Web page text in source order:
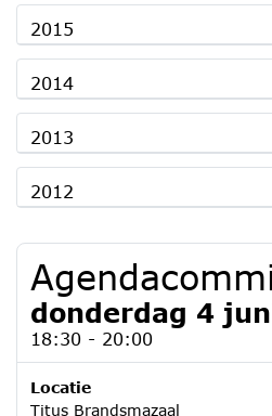
2015
2014
2013
2012
donderdag 4
18:30 - 20:00
Locatie
Titus Brandsmazaal